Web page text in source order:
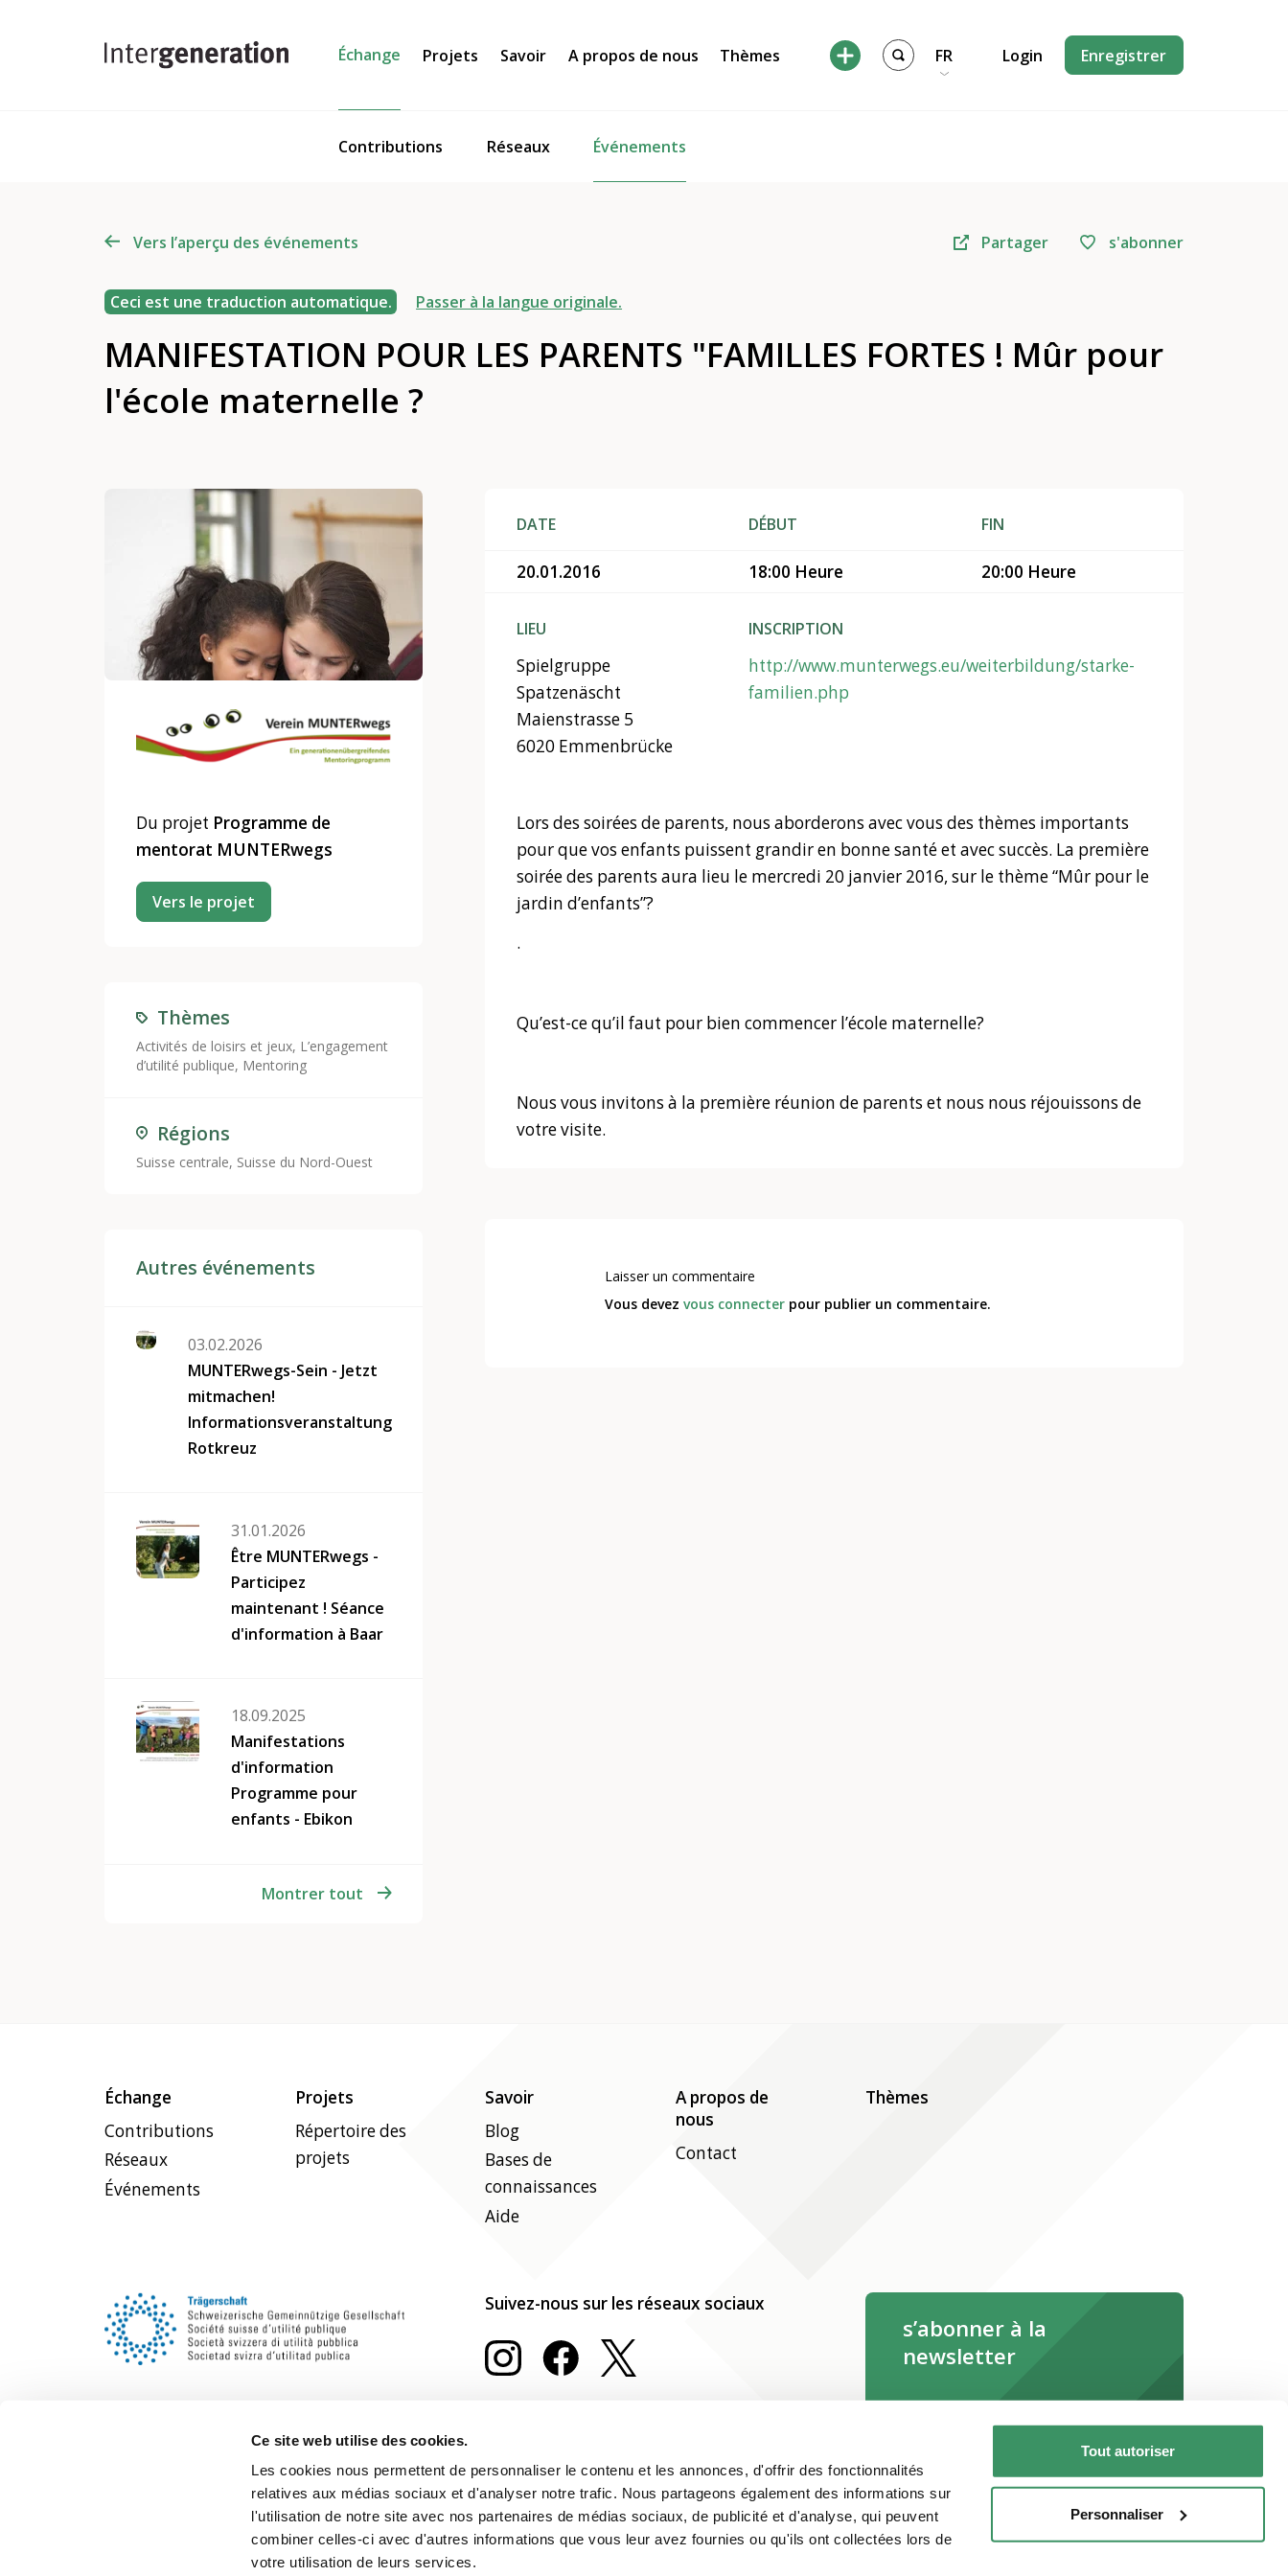
Ce site web utilise des cookies.
Les cookies nous permettent de personnaliser le contenu et les annonces, d'offrir des fonctionnalités
relatives aux médias sociaux et d'analyser notre trafic. Nous partageons également des informations sur
l'utilisation de notre site avec nos partenaires de médias sociaux, de publicité et d'analyse, qui peuvent
combiner celles-ci avec d'autres informations que vous leur avez fournies ou qu'ils ont collectées lors de
votre utilisation de leurs services.
Tout autoriser
Personnaliser
Échange
Contributions Réseaux Événements
Projets Savoir A propos de nous Thèmes FR Login Enregistrer
Vers l’aperçu des événements Partager s'abonner
Ceci est une traduction automatique. Passer à la langue originale.
MANIFESTATION POUR LES PARENTS "FAMILLES FORTES ! Mûr pour
l'école maternelle ?
Du projet Programme de
mentorat MUNTERwegs
Vers le projet
Thèmes
Activités de loisirs et jeux, L’engagement
d’utilité publique, Mentoring
Régions
Suisse centrale, Suisse du Nord-Ouest
Autres événements
03.02.2026
MUNTERwegs-Sein - Jetzt
mitmachen!
Informationsveranstaltung
Rotkreuz
31.01.2026
Être MUNTERwegs -
Participez
maintenant ! Séance
d'information à Baar
18.09.2025
Manifestations
d'information
Programme pour
enfants - Ebikon
Montrer tout
DATE DÉBUT FIN
20.01.2016 18:00 Heure 20:00 Heure
LIEU
Spielgruppe
Spatzenäscht
Maienstrasse 5
6020 Emmenbrücke
INSCRIPTION
http://www.munterwegs.eu/weiterbildung/starke-
familien.php
Lors des soirées de parents, nous aborderons avec vous des thèmes importants
pour que vos enfants puissent grandir en bonne santé et avec succès. La première
soirée des parents aura lieu le mercredi 20 janvier 2016, sur le thème “Mûr pour le
jardin d’enfants”?
.
Qu’est-ce qu’il faut pour bien commencer l’école maternelle?
Nous vous invitons à la première réunion de parents et nous nous réjouissons de
votre visite.
Laisser un commentaire
Vous devez vous connecterpour publier un commentaire.
Échange
Contributions
Réseaux
Événements
Projets
Répertoire des
projets
Savoir
Blog
Bases de
connaissances
Aide
A propos de
nous
Contact
Thèmes
Suivez-nous sur les réseaux sociaux
s’abonner à la
newsletter
s’abonner maintenant